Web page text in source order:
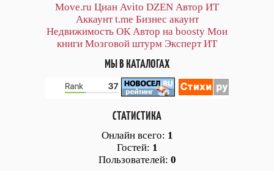
Move.ru Циан Avito DZEN Автор ИТ
Аккаунт t.me Бизнес акаунт
Недвижимость ОК Автор на boosty Мои
книги Мозговой штурм Эксперт ИТ
МЫ В КАТАЛОГАХ
СТАТИСТИКА
Онлайн всего: 1
Гостей: 1
Пользователей: 0